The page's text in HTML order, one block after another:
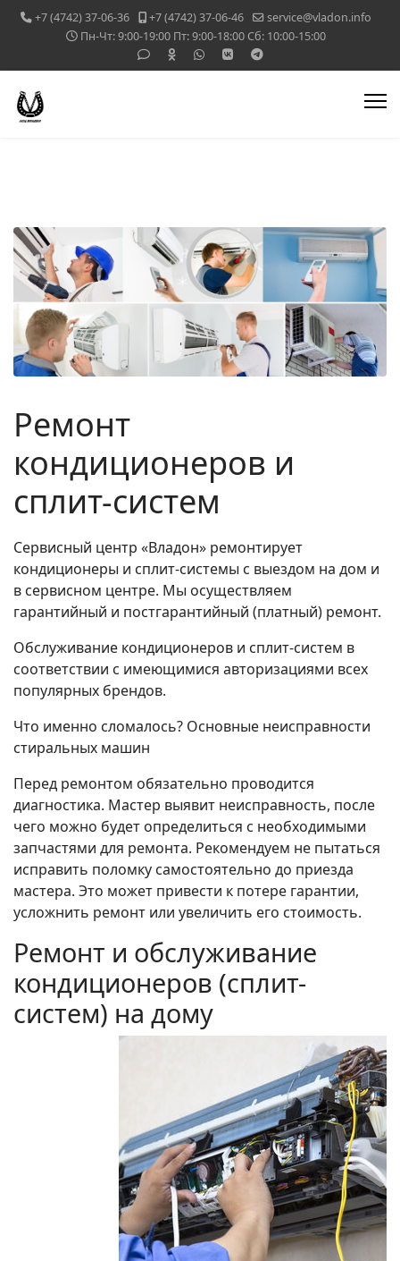
+7 (4742) 37-06-36 +7 (4742) 37-06-46
service@vladon.info
Пн-Чт: 9:00-19:00 Пт: 9:00-18:00 Сб: 10:00-15:00
Ремонт
кондиционеров и
сплит-систем
Сервисный центр «Владон» ремонтирует
кондиционеры и сплит-системы с выездом на дом и
в сервисном центре. Мы осуществляем
гарантийный и постгарантийный (платный) ремонт.
Обслуживание кондиционеров и сплит-систем в
соответствии с имеющимися авторизациями всех
популярных брендов.
Что именно сломалось? Основные неисправности
стиральных машин
Перед ремонтом обязательно проводится
диагностика. Мастер выявит неисправность, после
чего можно будет определиться с необходимыми
запчастями для ремонта. Рекомендуем не пытаться
исправить поломку самостоятельно до приезда
мастера. Это может привести к потере гарантии,
усложнить ремонт или увеличить его стоимость.
Ремонт и обслуживание
кондиционеров (сплит-
систем) на дому